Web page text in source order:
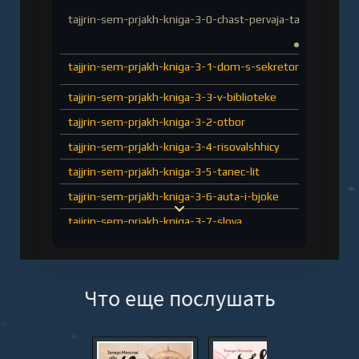
tajjrin-sem-prjakh-kniga-3-0-chast-pervaja-tajjrin-
tajjrin-sem-prjakh-kniga-3-1-dom-s-sekretom
tajjrin-sem-prjakh-kniga-3-3-v-biblioteke
tajjrin-sem-prjakh-kniga-3-2-otbor
tajjrin-sem-prjakh-kniga-3-4-risovalshhicy
tajjrin-sem-prjakh-kniga-3-5-tanec-lit
tajjrin-sem-prjakh-kniga-3-6-auta-i-bjoke
tajjrin-sem-prjakh-kniga-3-7-slova
tajjrin-sem-prjakh-kniga-3-11-den-rozhdenija-auty
tajjrin-sem-prjakh-kniga-3-10-gromkie-chtenija
Что еще послушать